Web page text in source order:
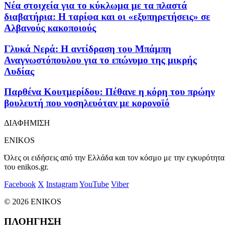
Νέα στοιχεία για το κύκλωμα με τα πλαστά
διαβατήρια: Η ταρίφα και οι «εξυπηρετήσεις» σε
Αλβανούς κακοποιούς
Γλυκά Νερά: Η αντίδραση του Μπάμπη
Αναγνωστόπουλου για το επώνυμο της μικρής
Λυδίας
Παρθένα Κουτμερίδου: Πέθανε η κόρη του πρώην
βουλευτή που νοσηλευόταν με κορονοϊό
ΔΙΑΦΗΜΙΣΗ
ENIKOS
Όλες οι ειδήσεις από την Ελλάδα και τον κόσμο με την εγκυρότητα
του enikos.gr.
Facebook X InstagramYouTube Viber
© 2026 ENIKOS
ΠΛΟΗΓΗΣΗ